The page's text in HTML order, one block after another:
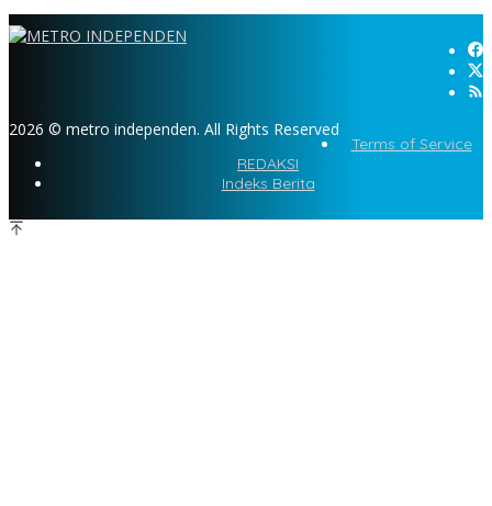
2026 © metro independen. All Rights Reserved
Terms of Service
REDAKSI
Indeks Berita